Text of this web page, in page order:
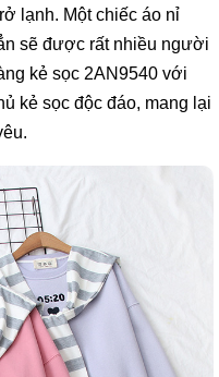
lạnh. Một chiếc áo nỉ
sẽ được rất nhiều người
kẻ sọc 2AN9540 với
kẻ sọc độc đáo, mang lại